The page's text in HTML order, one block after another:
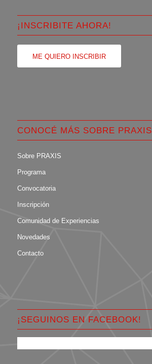
¡INSCRIBITE AHORA!
ME QUIERO INSCRIBIR
CONOCÉ MÁS SOBRE PRAXIS
Sobre PRAXIS
Programa
Convocatoria
Inscripción
Comunidad de Experiencias
Novedades
Contacto
¡SEGUINOS EN FACEBOOK!